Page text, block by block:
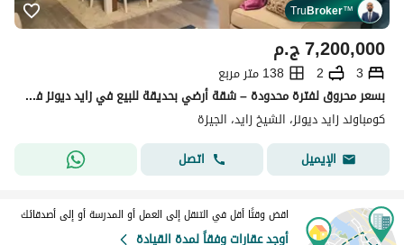
TruBroker™
ج.م7,200,000
3
2
138 متر مربع
بسعر محروق لفترة محدودة – شقة أرضي بحديقة للبيع في زايد ديونز فرصة مميزة لامتلاك شقة بتشطيب راقٍ داخل كمبوند زايد ديونز، أحد أرقى كمبوندات الشيخ زايد
كومباوند زايد ديونز، الشيخ زايد، الجيزة
الإيميل
اتصل
اقض وقتًا أقل في التنقل إلى العمل أو المدرسة أو إلى أصدقائك
أوجد عقارات وفقاً لمدة القيادة